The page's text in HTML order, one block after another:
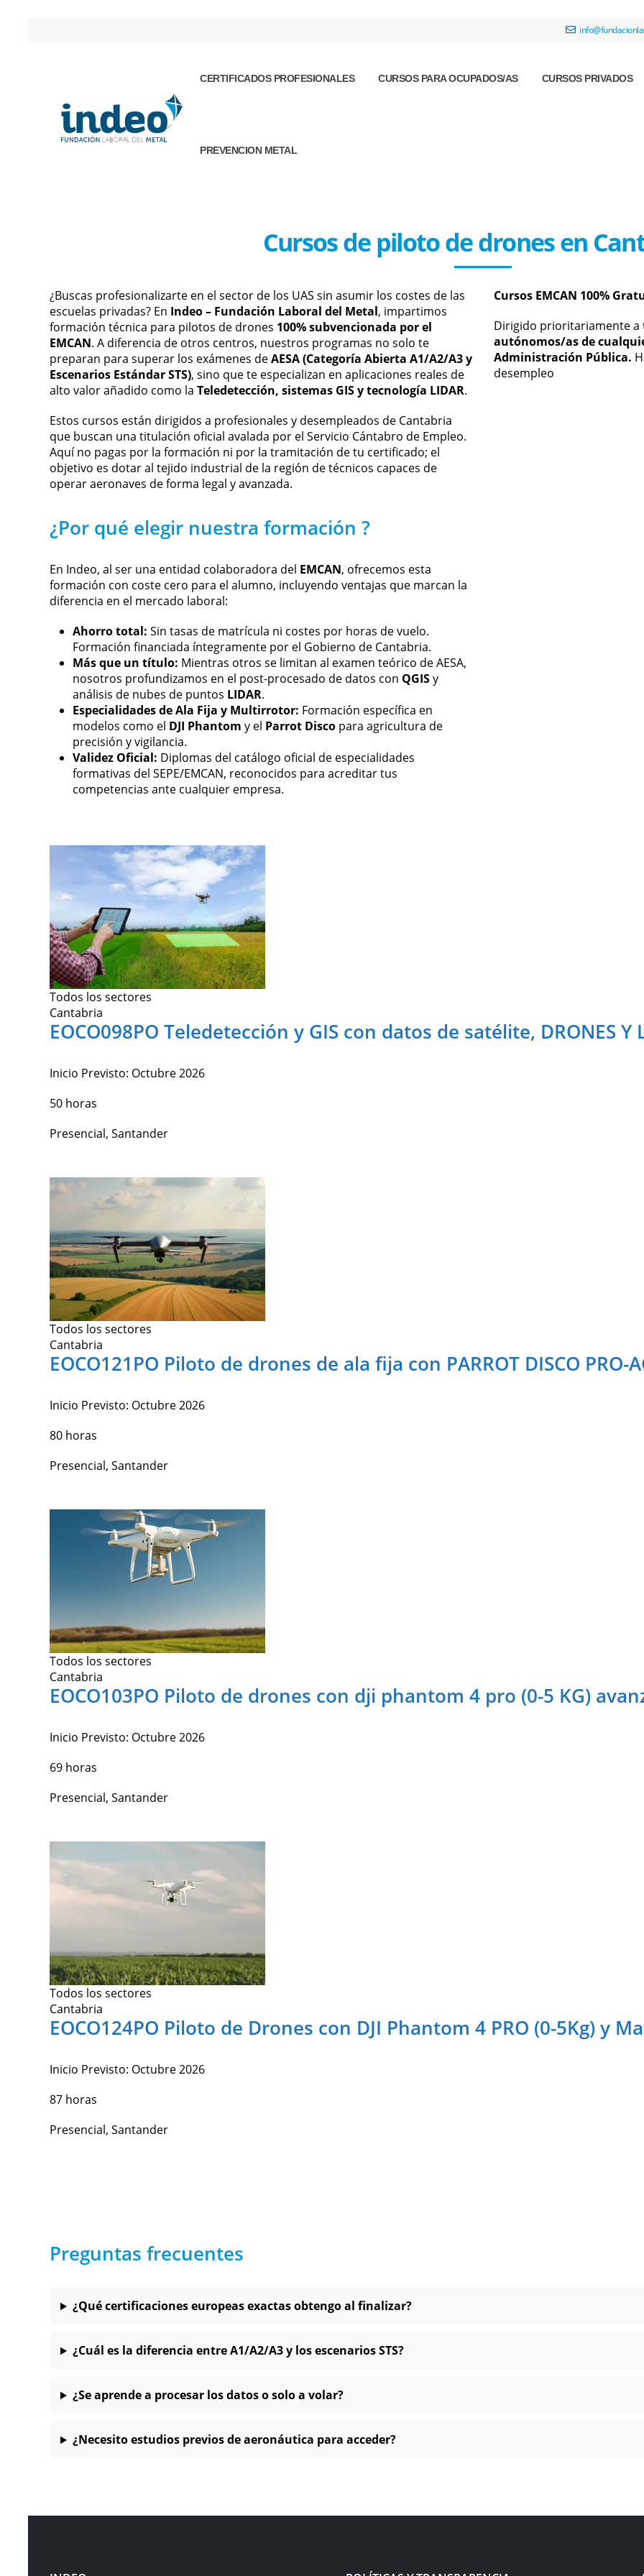
CERTIFICADOS PROFESIONALES CURSOS PARA OCUPADOS/AS CURSOS PRIVADOS
PREVENCION METAL
Cursos de piloto de drones en
¿Buscas profesionalizarte en el sector de los UAS sin asumir los costes de las
escuelas privadas? En Indeo – Fundación Laboral del Metal, impartimos
formación técnica para pilotos de drones 100% subvencionada por el
EMCAN. A diferencia de otros centros, nuestros programas no solo te
preparan para superar los exámenes deAESA (Categoría Abierta A1/A2/A3 y
Escenarios Estándar STS), sino que te especializan en aplicaciones reales de
alto valor añadido como la Teledetección, sistemas GIS y tecnología LIDAR.
Estos cursos están dirigidos a profesionales y desempleados de Cantabria
que buscan una titulación oficial avalada por el Servicio Cántabro de Empleo.
Aquí no pagas por la formación ni por la tramitación de tu certificado; el
objetivo es dotar al tejido industrial de la región de técnicos capaces de
operar aeronaves de forma legal y avanzada.
Cursos EMCAN 100%
Dirigido prioritariamente a
autónomos/as de
Administración Pública.
desempleo
¿Por qué elegir nuestra formación ?
En Indeo, al ser una entidad colaboradora del EMCAN, ofrecemos esta
formación con coste cero para el alumno, incluyendo ventajas que marcan la
diferencia en el mercado laboral:
Ahorro total: Sin tasas de matrícula ni costes por horas de vuelo.
Formación financiada íntegramente por el Gobierno de Cantabria.
Más que un título: Mientras otros se limitan al examen teórico de AESA,
nosotros profundizamos en el post-procesado de datos con QGISy
análisis de nubes de puntos LIDAR.
Especialidades de Ala Fija y Multirrotor: Formación específica en
modelos como el DJI Phantom y el Parrot Disco para agricultura de
precisión y vigilancia.
Validez Oficial: Diplomas del catálogo oficial de especialidades
formativas del SEPE/EMCAN, reconocidos para acreditar tus
competencias ante cualquier empresa.
Todos los sectores
Cantabria
EOCO098PO Teledetección y GIS con datos de satélite, DRONES Y
Inicio Previsto: Octubre 2026
50 horas
Presencial, Santander
Todos los sectores
Cantabria
EOCO121PO Piloto de drones de ala fija con PARROT DISCO PRO-
Inicio Previsto: Octubre 2026
80 horas
Presencial, Santander
Todos los sectores
Cantabria
EOCO103PO Piloto de drones con dji phantom 4 pro (0-5 KG)
Inicio Previsto: Octubre 2026
69 horas
Presencial, Santander
Todos los sectores
Cantabria
EOCO124PO Piloto de Drones con DJI Phantom 4 PRO (0-5Kg) y
Inicio Previsto: Octubre 2026
87 horas
Presencial, Santander
Preguntas frecuentes
¿Qué certificaciones europeas exactas obtengo al finalizar?
¿Cuál es la diferencia entre A1/A2/A3 y los escenarios STS?
¿Se aprende a procesar los datos o solo a volar?
¿Necesito estudios previos de aeronáutica para acceder?